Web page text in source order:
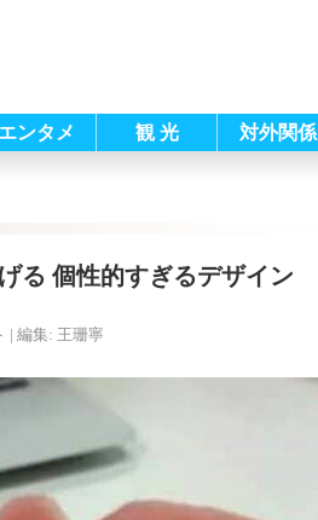
エンタメ 観 光 対外関係
る 個性的すぎるデザイン
| 編集: 王珊寧